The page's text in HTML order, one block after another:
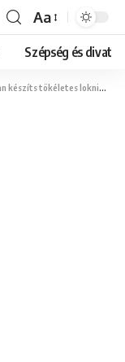
Font
Resizer
Aa
Szépség és divat
készíts tökéletes loknikat?